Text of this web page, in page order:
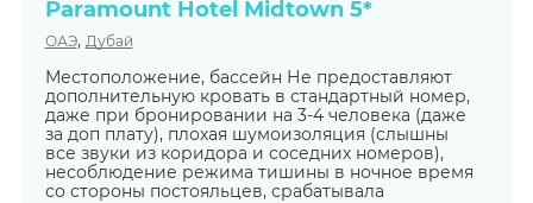
Paramount Hotel Midtown 5*
ОАЭ, Дубай
Местоположение, бассейн Не предоставляют
дополнительную кровать в стандартный номер,
даже при бронировании на 3-4 человека (даже
за доп плату), плохая шумоизоляция (слышны
все звуки из коридора и соседних номеров),
несоблюдение режима тишины в ночное время
со стороны постояльцев, срабатывала